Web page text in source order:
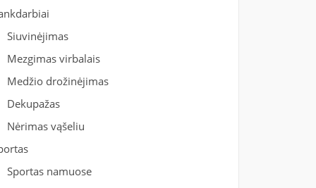
Siuvinėjimas
Mezgimas virbalais
Medžio drožinėjimas
Dekupažas
Nėrimas vąšeliu
Sportas namuose